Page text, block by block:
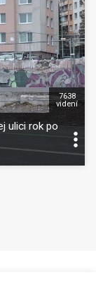
ulici rok po
7638
videní